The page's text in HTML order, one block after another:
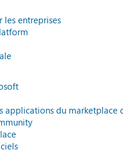
les entreprises
applications du marketplace